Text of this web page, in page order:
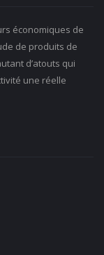
économiques de
de produits de
d’atouts qui
une réelle